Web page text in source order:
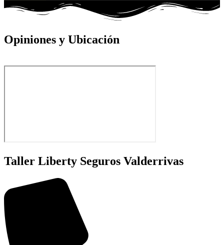
Opiniones y Ubicación
Taller Liberty Seguros Valderrivas